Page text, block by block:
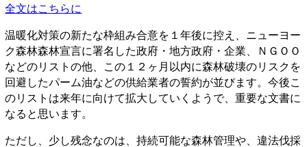
全文はこちらに
温暖化対策の新たな枠組み合意を１年後に控え、ニューヨー
ク森林森林宣言に署名した政府・地方政府・企業、ＮＧＯＯ
などのリストの他、この１２ヶ月以内に森林破壊のリスクを
回避したパーム油などの供給業者の誓約が並びます。今後こ
のリストは来年に向けて拡大していくようで、重要な文書に
なると思います。
ただし、少し残念なのは、持続可能な森林管理や、違法伐採